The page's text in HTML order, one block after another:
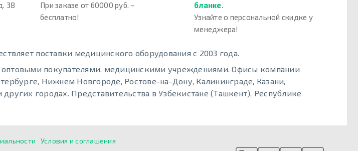
38
При заказе от 60000 руб. –
бесплатно!
бланке.
Узнайте о персональной скидке у
менеджера!
поставки медицинского оборудования с 2003 года.
покупателями, медицинскими учреждениями. Офисы компании
Нижнем Новгороде, Ростове-на-Дону, Калининграде, Казани,
городах. Представительства в Узбекистане (Ташкент), Республике
Условия и соглашения